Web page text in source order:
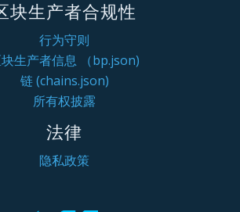
块生产者合规性
行为守则
生产者信息 （bp.json)
链 (chains.json)
所有权披露
法律
隐私政策